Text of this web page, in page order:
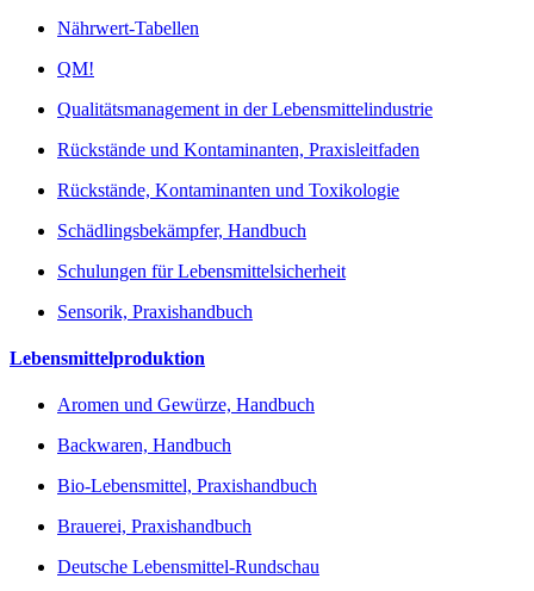
Nährwert-Tabellen
QM!
Qualitätsmanagement in der Lebensmittelindustrie
Rückstände und Kontaminanten, Praxisleitfaden
Rückstände, Kontaminanten und Toxikologie
Schädlingsbekämpfer, Handbuch
Schulungen für Lebensmittelsicherheit
Sensorik, Praxishandbuch
Lebensmittelproduktion
Aromen und Gewürze, Handbuch
Backwaren, Handbuch
Bio-Lebensmittel, Praxishandbuch
Brauerei, Praxishandbuch
Deutsche Lebensmittel-Rundschau